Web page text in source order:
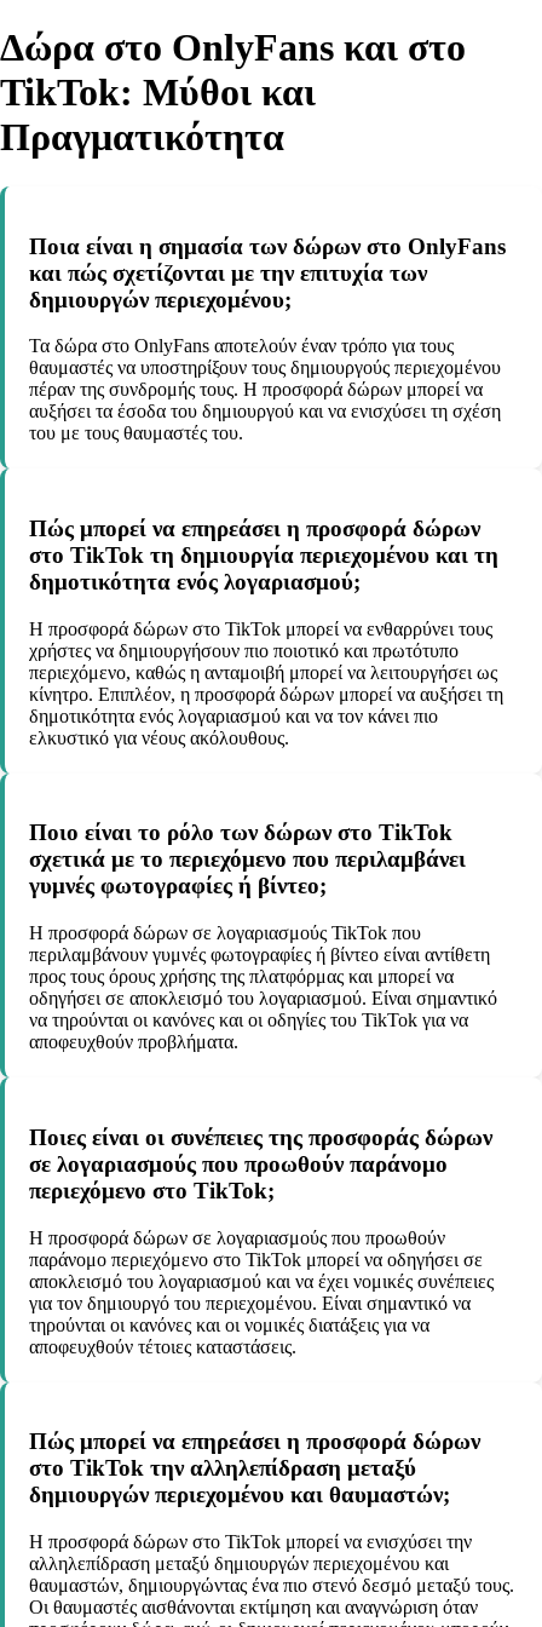
Δώρα στο OnlyFans και στο
TikTok: Μύθοι και
Πραγματικότητα
Ποια είναι η σημασία των δώρων στο OnlyFans
και πώς σχετίζονται με την επιτυχία των
δημιουργών περιεχομένου;
Τα δώρα στο OnlyFans αποτελούν έναν τρόπο για τους
θαυμαστές να υποστηρίξουν τους δημιουργούς περιεχομένου
πέραν της συνδρομής τους. Η προσφορά δώρων μπορεί να
αυξήσει τα έσοδα του δημιουργού και να ενισχύσει τη σχέση
του με τους θαυμαστές του.
Πώς μπορεί να επηρεάσει η προσφορά δώρων
στο TikTok τη δημιουργία περιεχομένου και τη
δημοτικότητα ενός λογαριασμού;
Η προσφορά δώρων στο TikTok μπορεί να ενθαρρύνει τους
χρήστες να δημιουργήσουν πιο ποιοτικό και πρωτότυπο
περιεχόμενο, καθώς η ανταμοιβή μπορεί να λειτουργήσει ως
κίνητρο. Επιπλέον, η προσφορά δώρων μπορεί να αυξήσει τη
δημοτικότητα ενός λογαριασμού και να τον κάνει πιο
ελκυστικό για νέους ακόλουθους.
Ποιο είναι το ρόλο των δώρων στο TikTok
σχετικά με το περιεχόμενο που περιλαμβάνει
γυμνές φωτογραφίες ή βίντεο;
Η προσφορά δώρων σε λογαριασμούς TikTok που
περιλαμβάνουν γυμνές φωτογραφίες ή βίντεο είναι αντίθετη
προς τους όρους χρήσης της πλατφόρμας και μπορεί να
οδηγήσει σε αποκλεισμό του λογαριασμού. Είναι σημαντικό
να τηρούνται οι κανόνες και οι οδηγίες του TikTok για να
αποφευχθούν προβλήματα.
Ποιες είναι οι συνέπειες της προσφοράς δώρων
σε λογαριασμούς που προωθούν παράνομο
περιεχόμενο στο TikTok;
Η προσφορά δώρων σε λογαριασμούς που προωθούν
παράνομο περιεχόμενο στο TikTok μπορεί να οδηγήσει σε
αποκλεισμό του λογαριασμού και να έχει νομικές συνέπειες
για τον δημιουργό του περιεχομένου. Είναι σημαντικό να
τηρούνται οι κανόνες και οι νομικές διατάξεις για να
αποφευχθούν τέτοιες καταστάσεις.
Πώς μπορεί να επηρεάσει η προσφορά δώρων
στο TikTok την αλληλεπίδραση μεταξύ
δημιουργών περιεχομένου και θαυμαστών;
Η προσφορά δώρων στο TikTok μπορεί να ενισχύσει την
αλληλεπίδραση μεταξύ δημιουργών περιεχομένου και
θαυμαστών, δημιουργώντας ένα πιο στενό δεσμό μεταξύ τους.
Οι θαυμαστές αισθάνονται εκτίμηση και αναγνώριση όταν